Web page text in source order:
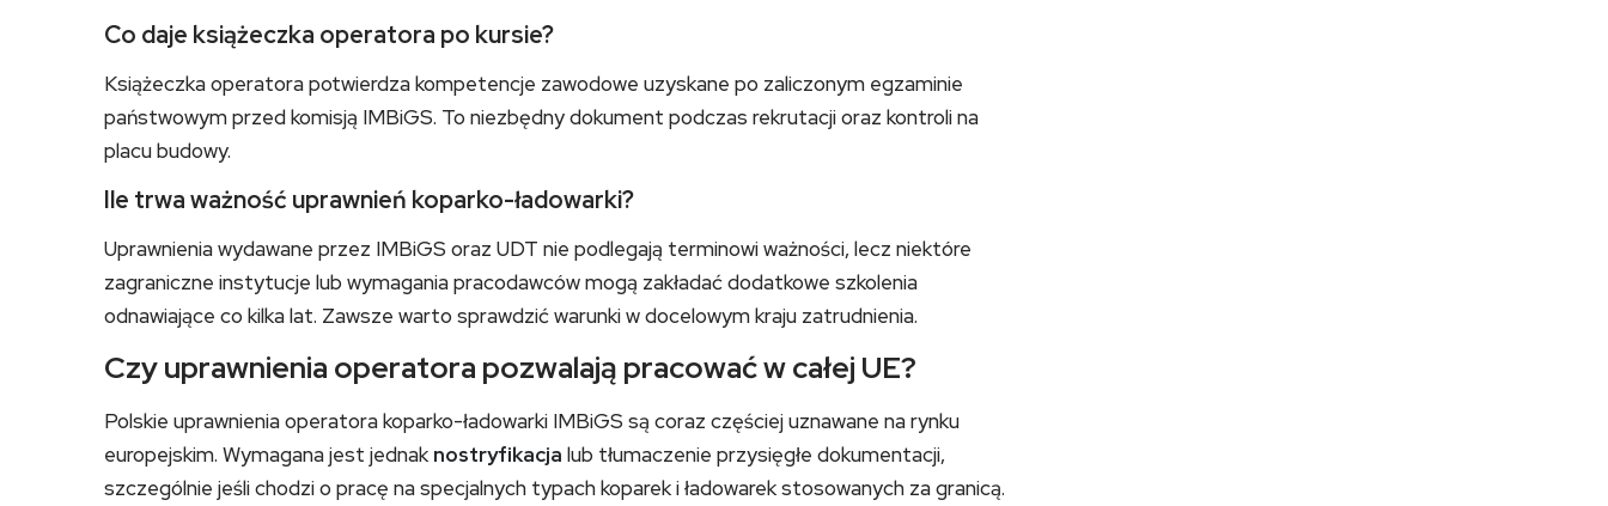
Co daje książeczka operatora po kursie?
Książeczka operatora potwierdza kompetencje zawodowe uzyskane po zaliczonym egzaminie
państwowym przed komisją IMBiGS. To niezbędny dokument podczas rekrutacji oraz kontroli na
placu budowy.
Ile trwa ważność uprawnień koparko-ładowarki?
Uprawnienia wydawane przez IMBiGS oraz UDT nie podlegają terminowi ważności, lecz niektóre
zagraniczne instytucje lub wymagania pracodawców mogą zakładać dodatkowe szkolenia
odnawiające co kilka lat. Zawsze warto sprawdzić warunki w docelowym kraju zatrudnienia.
Czy uprawnienia operatora pozwalają pracować w całej UE?
Polskie uprawnienia operatora koparko-ładowarki IMBiGS są coraz częściej uznawane na rynku
europejskim. Wymagana jest jednak nostryfikacja lub tłumaczenie przysięgłe dokumentacji,
szczególnie jeśli chodzi o pracę na specjalnych typach koparek i ładowarek stosowanych za granicą.